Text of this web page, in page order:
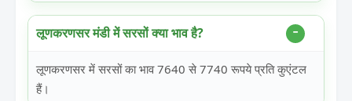
लूणकरणसर मंडी में सरसों क्या भाव है?
लूणकरणसर में सरसों का भाव 7640 से 7740 रूपये प्रति कुएंटल
हैं।